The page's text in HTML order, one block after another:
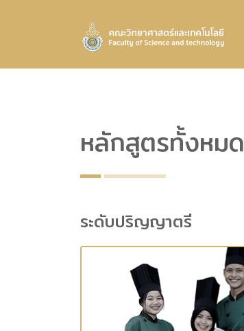
หลักสูตรทั้งหมด
ระดับปริญญาตรี